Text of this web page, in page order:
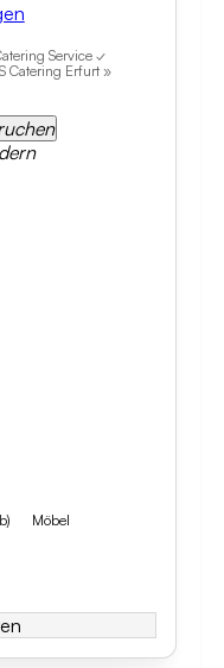
Service ✓
Catering Erfurt »
Möbel